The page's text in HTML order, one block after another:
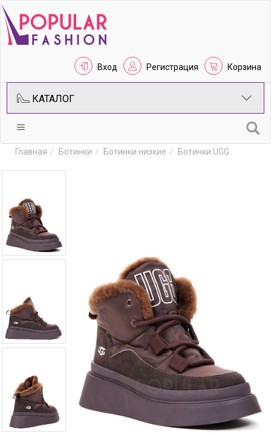
Вход Регистрация Корзина
КАТАЛОГ
Главная Ботинки Ботинки низкие Ботинки UGG